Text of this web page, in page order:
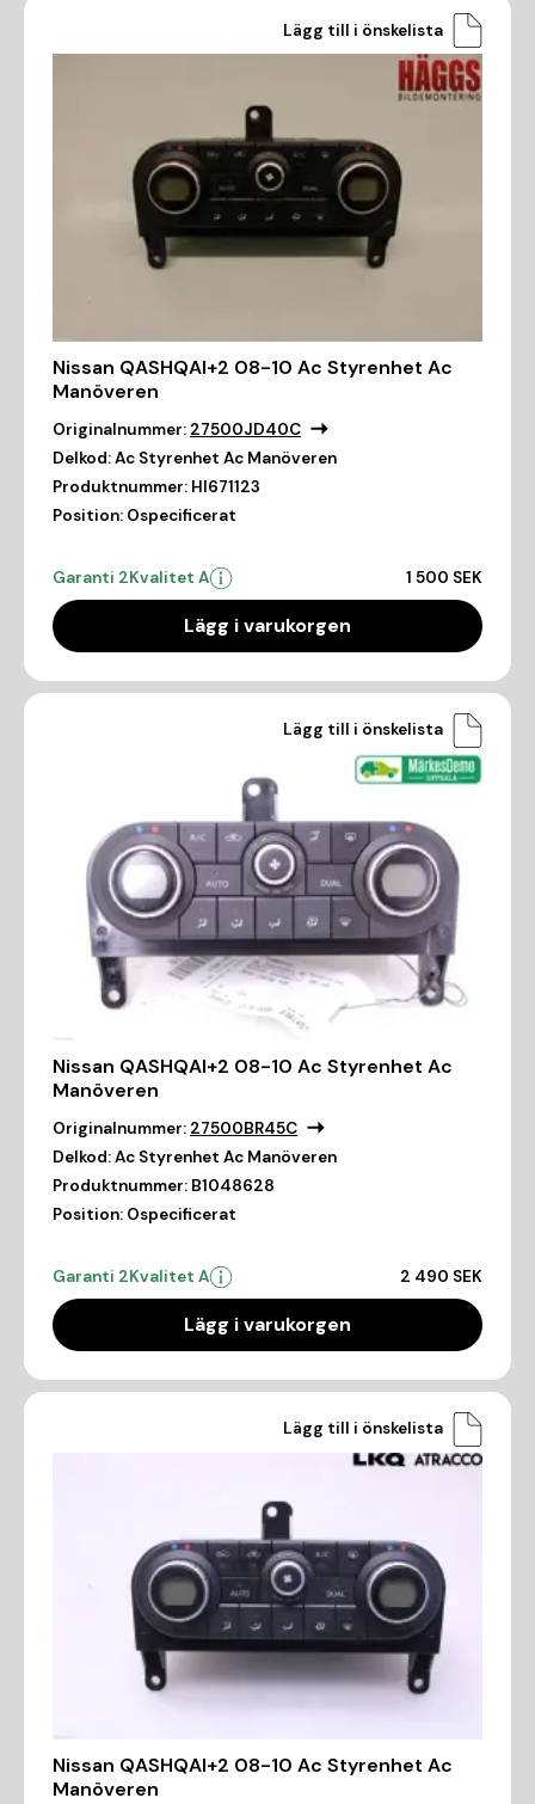
Lägg till i önskelista
Nissan QASHQAI+2 08-10 Ac Styrenhet Ac
Manöveren
Originalnummer: 27500JD40C
Delkod:Ac Styrenhet Ac Manöveren
Produktnummer: HI671123
Position: Ospecificerat
Garanti 2Kvalitet A 1 500 SEK
Lägg i varukorgen
Lägg till i önskelista
Nissan QASHQAI+2 08-10 Ac Styrenhet Ac
Manöveren
Originalnummer: 27500BR45C
Delkod:Ac Styrenhet Ac Manöveren
Produktnummer: B1048628
Position: Ospecificerat
Garanti 2Kvalitet A 2 490 SEK
Lägg i varukorgen
Lägg till i önskelista
Nissan QASHQAI+2 08-10 Ac Styrenhet Ac
Manöveren